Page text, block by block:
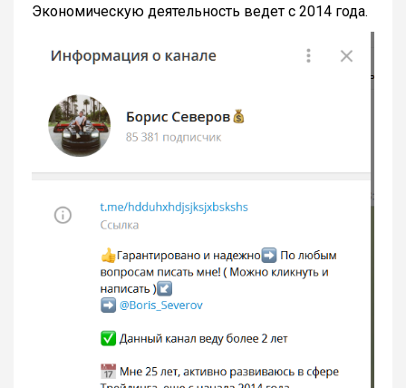
Экономическую деятельность ведет с 2014 года.